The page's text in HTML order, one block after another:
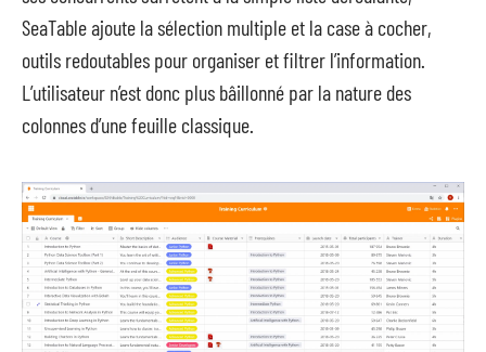
SeaTable ajoute la sélection multiple et la case à cocher,
outils redoutables pour organiser et filtrer l’information.
L’utilisateur n’est donc plus bâillonné par la nature des
colonnes d’une feuille classique.